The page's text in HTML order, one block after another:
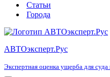
Статьи
Города
АВТОэксперт.Рус
Экспертная оценка ущерба для суда